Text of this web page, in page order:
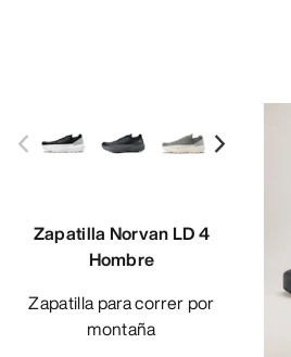
Zapatilla Norvan LD 4
Hombre
Zapatilla para correr por
montaña